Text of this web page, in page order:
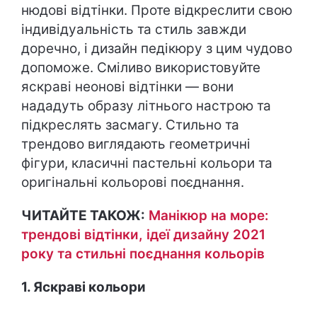
нюдові відтінки. Проте відкреслити свою
індивідуальність та стиль завжди
доречно, і дизайн педікюру з цим чудово
допоможе. Сміливо використовуйте
яскраві неонові відтінки — вони
нададуть образу літнього настрою та
підкреслять засмагу. Стильно та
трендово виглядають геометричні
фігури, класичні пастельні кольори та
оригінальні кольорові поєднання.
ЧИТАЙТЕ ТАКОЖ: Манікюр на море:
трендові відтінки, ідеї дизайну 2021
року та стильні поєднання кольорів
1. Яскраві кольори